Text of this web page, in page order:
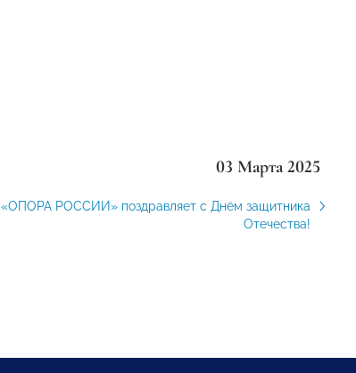
03 Марта 2025
«ОПОРА РОССИИ» поздравляет с Днём защитника
Отечества!